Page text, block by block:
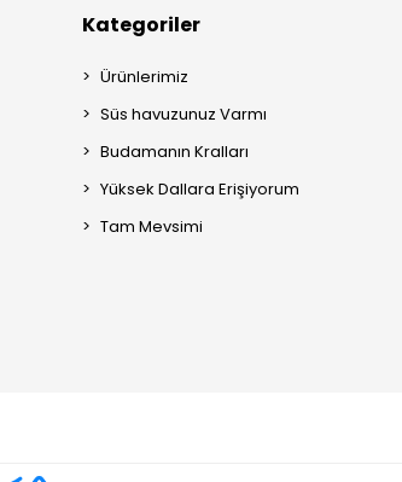
Kategoriler
Ürünlerimiz
Süs havuzunuz Varmı
Budamanın Kralları
Yüksek Dallara Erişiyorum
Tam Mevsimi